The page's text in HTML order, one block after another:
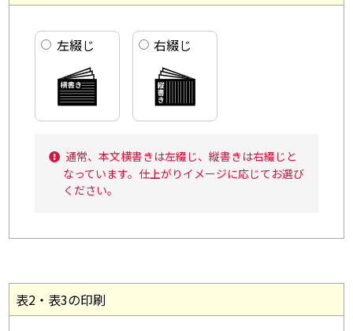
左綴じ 右綴じ
通常、本文横書きは左綴じ、縦書きは右綴じと
なっています。仕上がりイメージに応じてお選び
ください。
表2・表3の印刷